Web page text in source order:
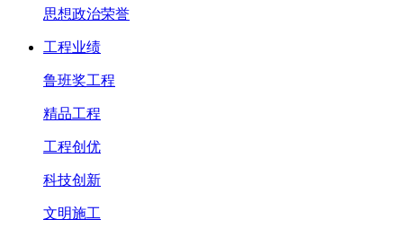
思想政治荣誉
工程业绩
鲁班奖工程
精品工程
工程创优
科技创新
文明施工